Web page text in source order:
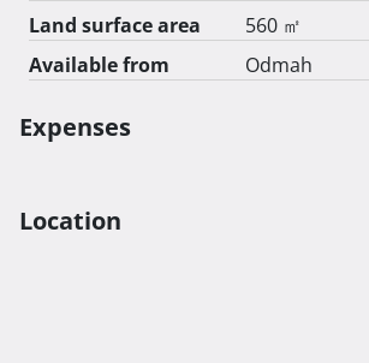
Land surface area
560 ㎡
Available from
Odmah
Expenses
Location